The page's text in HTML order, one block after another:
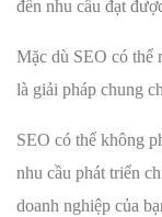
đến nhu cầu đạt
Mặc dù SEO có thể
là giải pháp chung
SEO có thể không
nhu cầu phát triển
doanh nghiệp của